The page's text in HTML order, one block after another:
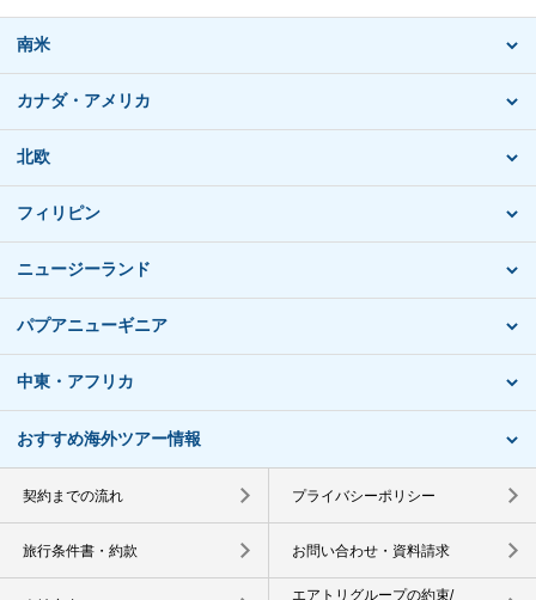
南米
カナダ・アメリカ
北欧
フィリピン
ニュージーランド
パプアニューギニア
中東・アフリカ
おすすめ海外ツアー情報
契約までの流れ プライバシーポリシー
旅行条件書・約款 お問い合わせ・資料請求
エアトリグループの約束/